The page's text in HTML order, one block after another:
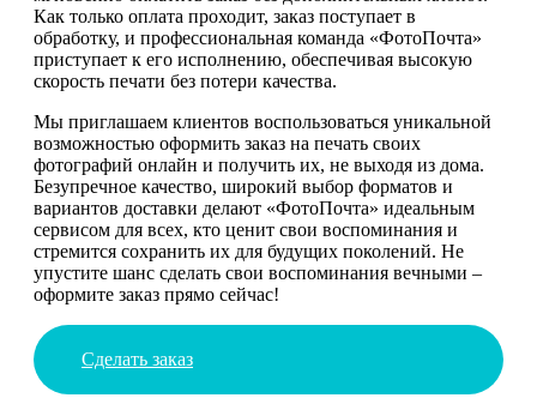
Как только оплата проходит, заказ поступает в
обработку, и профессиональная команда «ФотоПочта»
приступает к его исполнению, обеспечивая высокую
скорость печати без потери качества.
Мы приглашаем клиентов воспользоваться уникальной
возможностью оформить заказ на печать своих
фотографий онлайн и получить их, не выходя из дома.
Безупречное качество, широкий выбор форматов и
вариантов доставки делают «ФотоПочта» идеальным
сервисом для всех, кто ценит свои воспоминания и
стремится сохранить их для будущих поколений. Не
упустите шанс сделать свои воспоминания вечными –
оформите заказ прямо сейчас!
Сделать заказ